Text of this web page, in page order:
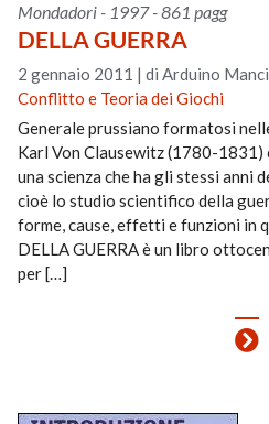
Mondadori - 1997 - 861 pagg
DELLA GUERRA
2 gennaio 2011 |di Arduino
Conflitto e Teoria dei Giochi
Generale prussiano formatosi
Karl Von Clausewitz (1780-
una scienza che ha gli stessi anni
cioè lo studio scientifico della
forme, cause, effetti e funzioni in
DELLA GUERRA è un libro
per […]